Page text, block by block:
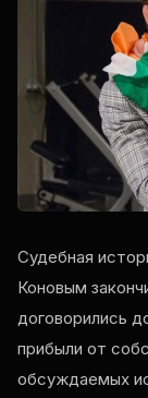
Судебная
Коновым
договорились
прибыли от
обсуждаемых